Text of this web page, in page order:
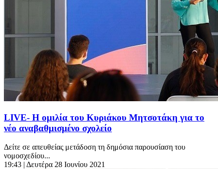
LIVE- Η ομιλία του Κυριάκου Μητσοτάκη για το
νέο αναβαθμισμένο σχολείο
Δείτε σε απευθείας μετάδοση τη δημόσια παρουσίαση του
νομοσχεδίου...
19:43 | Δευτέρα 28 Ιουνίου 2021